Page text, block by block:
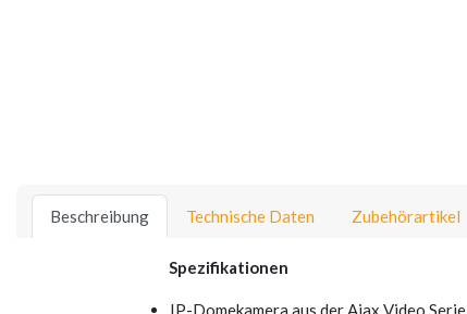
Beschreibung Technische Daten Zubehörartikel
Spezifikationen
IP-Domekamera aus der Ajax Video Serie